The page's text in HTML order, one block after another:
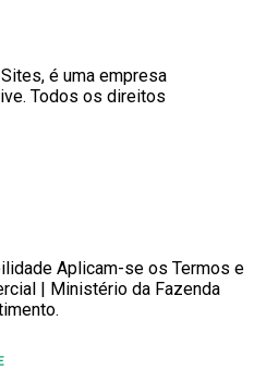
é uma empresa
Todos os direitos
Aplicam-se os Termos e
| Ministério da Fazenda